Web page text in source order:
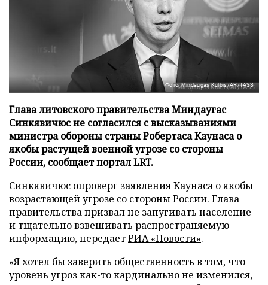
Фото: Mindaugas Kulbis/AP/TASS
Глава литовского правительства Миндаугас
Синкявичюс не согласился с высказываниями
министра обороны страны Робертаса Каунаса о
якобы растущей военной угрозе со стороны
России, сообщает портал LRT.
Синкявичюс опроверг заявления Каунаса о якобы
возрастающей угрозе со стороны России. Глава
правительства призвал не запугивать население
и тщательно взвешивать распространяемую
информацию, передаетРИА «Новости».
«Я хотел бы заверить общественность в том, что
уровень угроз как-то кардинально не изменился,